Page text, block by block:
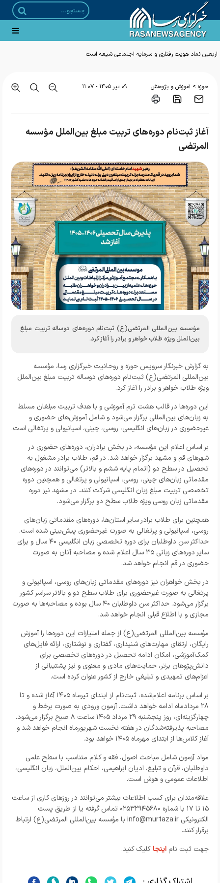
اربعین نماد هویت رفتاری و سرمایه اجتماعی شیعه است
حوزه > آموزش و پژوهش ۰۹ تير ۱۴۰۵ - ۱۱:۰۷
آغاز ثبت‌نام دوره‌های تربیت مبلغ بین‌الملل مؤسسه
المرتضی
مؤسسه بین‌المللی المرتضی(ع) ثبت‌نام دوره‌های دوساله تربیت مبلغ
بین‌الملل ویژه طلاب خواهر و برادر را آغاز کرد.
به گزارش خبرنگار سرویس حوزه و روحانیت خبرگزاری رسا، مؤسسه
بین‌المللی المرتضی(ع) ثبت‌نام دوره‌های دوساله تربیت مبلغ بین‌الملل
ویژه طلاب خواهر و برادر را آغاز کرد.
این دوره‌ها در قالب هشت ترم آموزشی و با هدف تربیت مبلغان مسلط
به زبان‌های بین‌المللی برگزار می‌شود و شامل آموزش‌های حضوری و
غیرحضوری در زبان‌های انگلیسی، روسی، چینی، اسپانیولی و پرتغالی است.
بر اساس اعلام این مؤسسه، در بخش برادران، دوره‌های حضوری در
شهرهای قم و مشهد برگزار خواهد شد. در قم، طلاب برادر مشغول به
تحصیل در سطح دو (اتمام پایه ششم و بالاتر) می‌توانند در دوره‌های
مقدماتی زبان‌های چینی، روسی، اسپانیولی و پرتغالی و همچنین دوره
تخصصی تربیت مبلغ زبان انگلیسی شرکت کنند. در مشهد نیز دوره
مقدماتی زبان روسی ویژه طلاب سطح دو برگزار می‌شود.
همچنین برای طلاب برادر سایر استان‌ها، دوره‌های مقدماتی زبان‌های
روسی، اسپانیولی و پرتغالی به صورت غیرحضوری پیش‌بینی شده است.
حداکثر سن داوطلبان برای دوره تخصصی زبان انگلیسی ۴۰ سال و برای
سایر دوره‌های زبانی ۳۵ سال اعلام شده و مصاحبه آنان به صورت
حضوری در قم انجام خواهد شد.
در بخش خواهران نیز دوره‌های مقدماتی زبان‌های روسی، اسپانیولی و
پرتغالی به صورت غیرحضوری برای طلاب سطح دو و بالاتر سراسر کشور
برگزار می‌شود. حداکثر سن داوطلبان ۴۰ سال بوده و مصاحبه‌ها به صورت
مجازی و با اطلاع قبلی انجام خواهد شد.
مؤسسه بین‌المللی المرتضی(ع) از جمله امتیازات این دوره‌ها را آموزش
رایگان، ارتقای مهارت‌های شنیداری، گفتاری و نوشتاری، ارائه فایل‌های
کمک‌آموزشی، امکان ادامه تحصیل در دوره‌های تخصصی برای
دانش‌پژوهان برتر، حمایت‌های مادی و معنوی و نیز پشتیبانی از
اعزام‌های تمهیدی و تبلیغی خارج از کشور عنوان کرده است.
بر اساس برنامه اعلام‌شده، ثبت‌نام از ابتدای تیرماه ۱۴۰۵ آغاز شده و تا
۲۸ مردادماه ادامه خواهد داشت. آزمون ورودی به صورت برخط و
چهارگزینه‌ای، روز پنجشنبه ۲۹ مرداد ۱۴۰۵ ساعت ۸ صبح برگزار می‌شود.
مصاحبه پذیرفته‌شدگان در هفته نخست شهریورماه انجام خواهد شد و
آغاز کلاس‌ها از ابتدای مهرماه ۱۴۰۵ خواهد بود.
مواد آزمون شامل مباحث اصول، فقه و کلام متناسب با سطح علمی
داوطلبان، قرآن و تبلیغ، ادیان ابراهیمی، احکام بین‌الملل، زبان انگلیسی،
اطلاعات عمومی و هوش است.
علاقه‌مندان برای کسب اطلاعات بیشتر می‌توانند در روزهای کاری از ساعت
۱۵ تا ۱۷ با شماره ۰۲۵۳۲۹۴۵۶۸۰ تماس گرفته یا از طریق پست
الکترونیکی info@murtaza.ir با مؤسسه بین‌المللی المرتضی(ع) ارتباط
برقرار کنند.
جهت ثبت نام اینجاکلیک کنید.